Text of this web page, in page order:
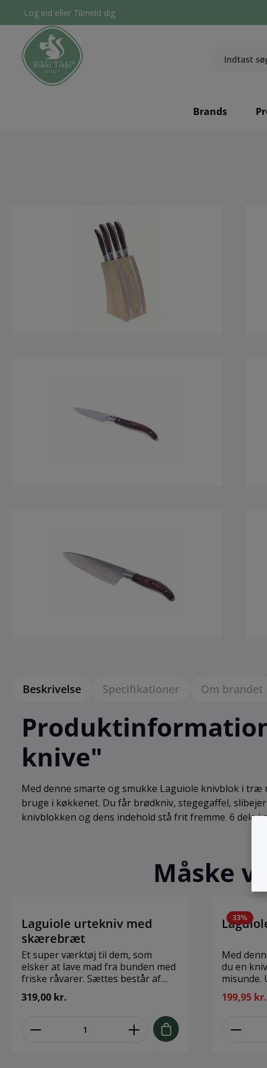
Log ind eller Tilmeld dig
Brands
Beskrivelse Specifikationer Om brandet
knive"
Med denne smarte og smukke Laguiole knivblok i træ
bruge i køkkenet. Du får brødkniv, stegegaffel,
knivblokken og dens indehold stå frit fremme. 6 dele i
Måske
Laguiole urtekniv med
skærebræt
Et super værktøj til dem, som
elsker at lave mad fra bunden med
friske råvarer. Sættes består af
selve kniven med to klinger, samt
et træbræt med fordybning så du
let kan hakke dine krydderurter.
319,00 kr.
33%
Med
du en
misunde. Uanset om du skal skære
frugt,
nødder
at den
nemlig
199,95 kr.